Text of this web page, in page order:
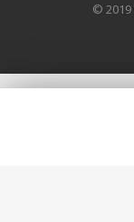
© 2019